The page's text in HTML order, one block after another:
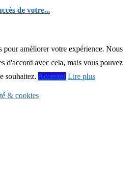
de votre...
pour améliorer votre expérience. Nous
d'accord avec cela, mais vous pouvez
souhaitez. Accepter Lire plus
& cookies